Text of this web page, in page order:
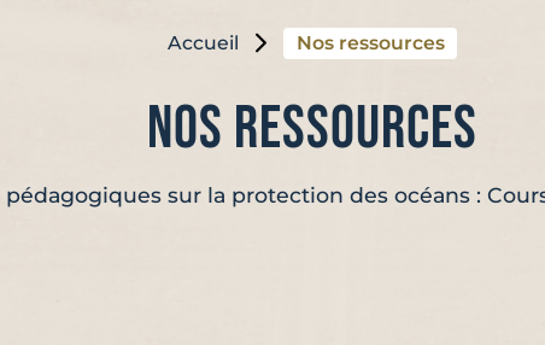
Accueil Nos ressources
Nos ressources
sur la protection des océans :